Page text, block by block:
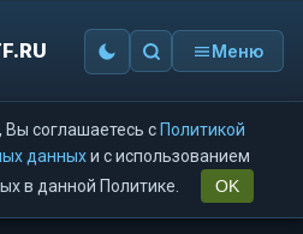
Меню
соглашаетесь с Политикой
данныхи с использованием
в данной Политике.
OK